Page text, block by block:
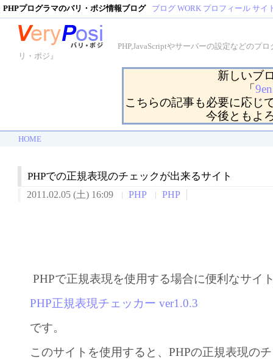
PHPプログラマのバリ・ポジ情報ブログ ブログ WORK プロフィール サイ
PHP,JavaScriptやサーバーの設定などのプ
リ・ポジ』
新しいブ
「
こちらの記事も必要に応じ
今後ともよ
HOME
PHPでの正規表現のチェックが出来るサイト
2011.02.05 (土) 16:09 PHP PHP
PHPで正規表現を使用する場合に便利なサイ
PHP正規表現チェッカー ver1.0.3
です。
このサイトを使用すると、PHPの正規表現の